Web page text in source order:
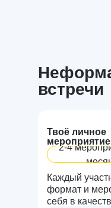
встречи
Твоё личное
мероприятие
Каждый
формат и
себя в
2-4